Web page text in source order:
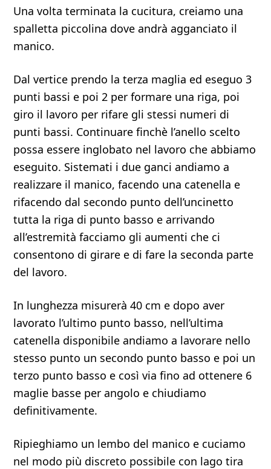
Una volta terminata la cucitura, creiamo una
spalletta piccolina dove andrà agganciato il
manico.
Dal vertice prendo la terza maglia ed eseguo 3
punti bassi e poi 2 per formare una riga, poi
giro il lavoro per rifare gli stessi numeri di
punti bassi. Continuare finchè l’anello scelto
possa essere inglobato nel lavoro che abbiamo
eseguito. Sistemati i due ganci andiamo a
realizzare il manico, facendo una catenella e
rifacendo dal secondo punto dell’uncinetto
tutta la riga di punto basso e arrivando
all’estremità facciamo gli aumenti che ci
consentono di girare e di fare la seconda parte
del lavoro.
In lunghezza misurerà 40 cm e dopo aver
lavorato l’ultimo punto basso, nell’ultima
catenella disponibile andiamo a lavorare nello
stesso punto un secondo punto basso e poi un
terzo punto basso e così via fino ad ottenere 6
maglie basse per angolo e chiudiamo
definitivamente.
Ripieghiamo un lembo del manico e cuciamo
nel modo più discreto possibile con lago tira